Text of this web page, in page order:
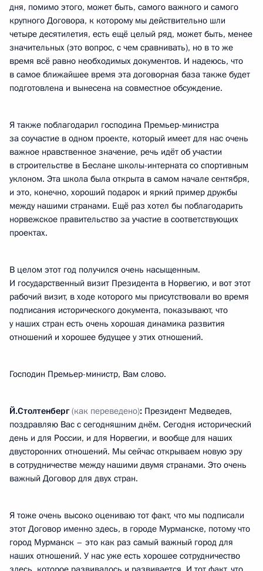
дня, помимо этого, может быть, самого важного и самого
крупного Договора, к которому мы действительно шли
четыре десятилетия, есть ещё целый ряд, может быть, менее
значительных (это вопрос, с чем сравнивать), но в то же
время всё равно необходимых документов. И надеюсь, что
в самое ближайшее время эта договорная база также будет
подготовлена и вынесена на совместное обсуждение.
Я также поблагодарил господина Премьер-министра
за соучастие в одном проекте, который имеет для нас очень
важное нравственное значение, речь идёт об участии
в строительстве в Беслане школы-интерната со спортивным
уклоном. Эта школа была открыта в самом начале сентября,
и это, конечно, хороший подарок и яркий пример дружбы
между нашими странами. Ещё раз хотел бы поблагодарить
норвежское правительство за участие в соответствующих
проектах.
В целом этот год получился очень насыщенным.
И государственный визит Президента в Норвегию, и вот этот
рабочий визит, в ходе которого мы присутствовали во время
подписания исторического документа, показывают, что
у наших стран есть очень хорошая динамика развития
отношений и хорошее будущее у этих отношений.
Господин Премьер-министр, Вам слово.
Й.Столтенберг(как переведено): Президент Медведев,
поздравляю Вас с сегодняшним днём. Сегодня исторический
день и для России, и для Норвегии, и вообще для наших
двусторонних отношений. Мы сейчас открываем новую эру
в сотрудничестве между нашими двумя странами. Это очень
важный Договор для двух стран.
Я тоже очень высоко оцениваю тот факт, что мы подписали
этот Договор именно здесь, в городе Мурманске, потому что
город Мурманск – это как раз самый важный город для
наших отношений. У нас уже есть хорошее сотрудничество